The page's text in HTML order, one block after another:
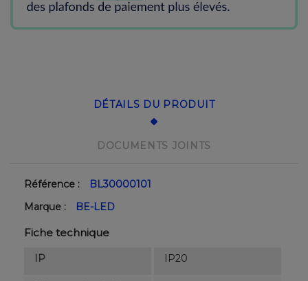
DÉTAILS DU PRODUIT
DOCUMENTS JOINTS
Référence :
BL30000101
Marque :
BE-LED
Fiche technique
IP IP20